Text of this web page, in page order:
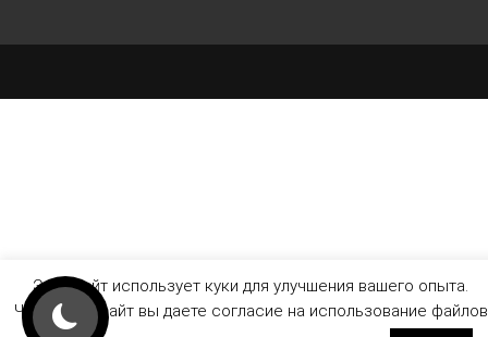
Этот сайт использует куки для улучшения вашего опыта.
Читая этот сайт вы даете согласие на использование файлов